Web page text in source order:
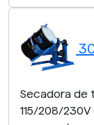
Secadora de
115/208/230V